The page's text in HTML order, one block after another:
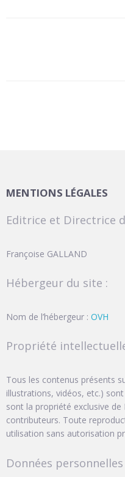
MENTIONS LÉGALES
Editrice et Directrice
Françoise GALLAND
Hébergeur du site :
Nom de l’hébergeur : OVH
Propriété
Tous les contenus présents
illustrations, vidéos, etc.)
sont la propriété exclusive de
contributeurs. Toute
utilisation sans autorisation
Données personnelles